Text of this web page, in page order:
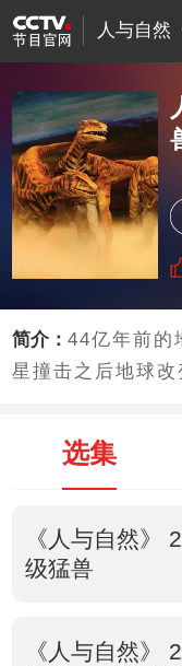
人与自然
简介：44亿年前的
星撞击之后地球
选集
《人与自然
级猛兽
《人与自然》